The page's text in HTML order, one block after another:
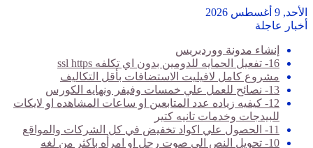
الأحد, 9 أغسطس 2026
أخبار عاجلة
إنشاء مدونة ووردبريس
16- تفعيل الحمايه للدومين بدون اي تكلفه ssl https
مشروع كامل لافيليت الاستضافات بأقل التكاليف
13- نصائح للعمل علي خمسات وفيفر ونهايه الكورس
12- كيفيه زياده عدد المتابعين او ساعات المشاهده او لايكات
للبيدجات وخدمات تانيه كتير
11- الحصول علي اكواد تخفيض في كل الشركات والمواقع
10- تحويل النص الي صوت رجل او امرأه باكثر من لغه